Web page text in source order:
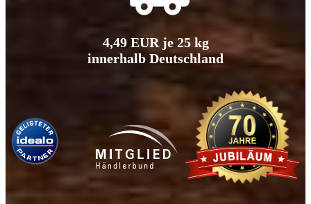
4,49 EUR je 25 kg
innerhalb Deutschland